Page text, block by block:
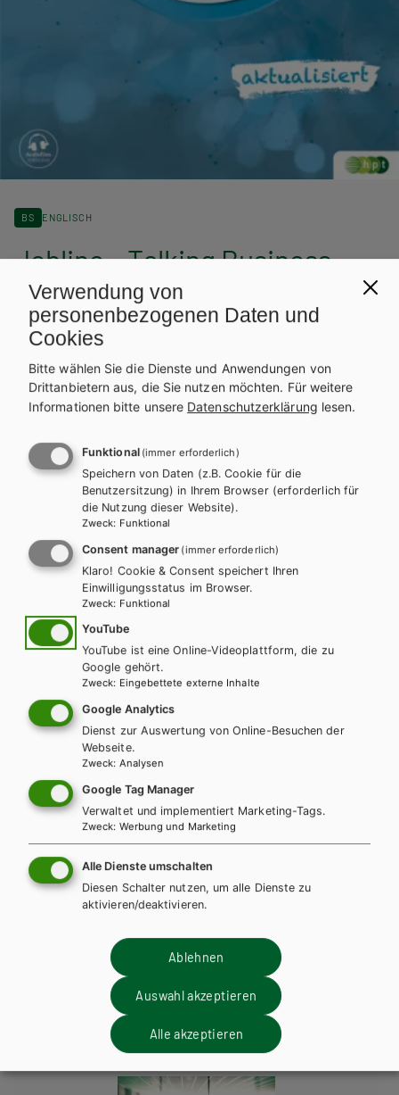
BS ENGLISCH
Jobline – Talking Business
Auf dieser Seite finden Sie kostenlose Unterrichtsmaterialien zu
unseren Schulbüchern.
INHALTE FÜR LEHRER/INNEN
Für diese Inhalte müssen Sie mit einemLehrerkonto
INHALTE FÜR SCHÜLER/INNEN
GRATIS SCHÜLER/INNEN-MP3S
WORDLIST
Gratis Schüler/innen-MP3s
Alle Hörübungen zu Jobline – Talking Business
Wordlist
Vocabulary A-Units 1-35 PDF | 549.43 KB
Vocabulary B-Units 1-45
Diese Bücher könnten Sie
ebenfalls interessieren
Verwendung von
personenbezogenen Daten und
Cookies
Bitte wählen Sie die Dienste und Anwendungen von
Drittanbietern aus, die Sie nutzen möchten. Für weitere
Informationen bitte unsere Datenschutzerklärung lesen.
Funktional (immer erforderlich)
Speichern von Daten (z.B. Cookie für die
Benutzersitzung) in Ihrem Browser (erforderlich für
die Nutzung dieser Website).
Zweck: Funktional
Consent manager (immer erforderlich)
Klaro! Cookie & Consent speichert Ihren
Einwilligungsstatus im Browser.
Zweck: Funktional
YouTube
YouTube ist eine Online-Videoplattform, die zu
Google gehört.
Zweck: Eingebettete externe Inhalte
Google Analytics
Dienst zur Auswertung von Online-Besuchen der
Webseite.
Zweck: Analysen
Google Tag Manager
Verwaltet und implementiert Marketing-Tags.
Zweck: Werbung und Marketing
Alle Dienste umschalten
Diesen Schalter nutzen, um alle Dienste zu
aktivieren/deaktivieren.
Ablehnen
Auswahl akzeptieren
Alle akzeptieren